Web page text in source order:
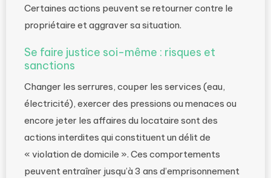
Certaines actions peuvent se retourner contre le
propriétaire et aggraver sa situation.
Se faire justice soi-même : risques et
sanctions
Changer les serrures, couper les services (eau,
électricité), exercer des pressions ou menaces ou
encore jeter les affaires du locataire sont des
actions interdites qui constituent un délit de
« violation de domicile ». Ces comportements
peuvent entraîner jusqu’à 3 ans d’emprisonnement